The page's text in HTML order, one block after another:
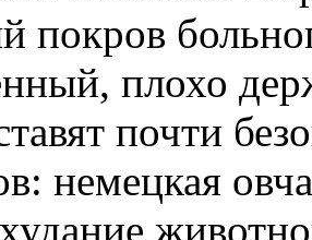
покров
плохо
почти
немецкая